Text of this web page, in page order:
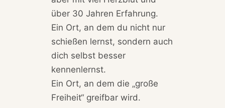
über 30 Jahren Erfahrung.
Ein Ort, an dem du nicht nur
schießen lernst, sondern auch
dich selbst besser
kennenlernst.
Ein Ort, an dem die „große
Freiheit“ greifbar wird.